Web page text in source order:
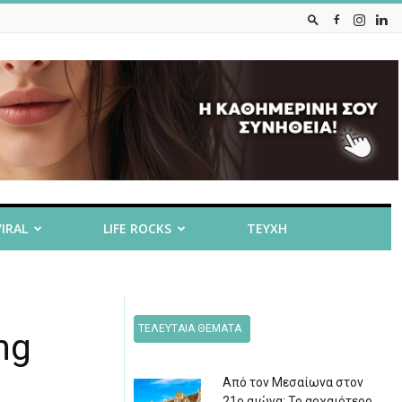
LIFE ROCKS ΤΕΥΧΗ
ΤΕΛΕΥΤΑΙΑ ΘΕΜΑΤΑ
Από τον Μεσαίωνα στον